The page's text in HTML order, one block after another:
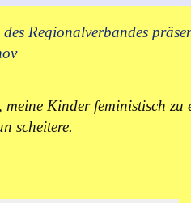
Regionalverbandes
meine Kinder feministisch zu
scheitere.